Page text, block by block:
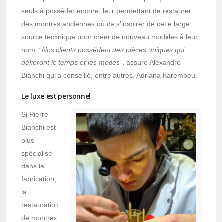
seuls à posséder encore, leur permettant de restaurer
des montres anciennes où de s’inspirer de cette large
source technique pour créer de nouveau modèles à leur
nom. “Nos clients possèdent des pièces uniques qui
défieront le temps et les modes” , assure Alexandre
Bianchi qui a conseillé, entre autres, Adriana Karembeu.
Le luxe est personnel
Si Pierre
Bianchi est
plus
spécialisé
dans la
fabrication,
la
restauration
de montres